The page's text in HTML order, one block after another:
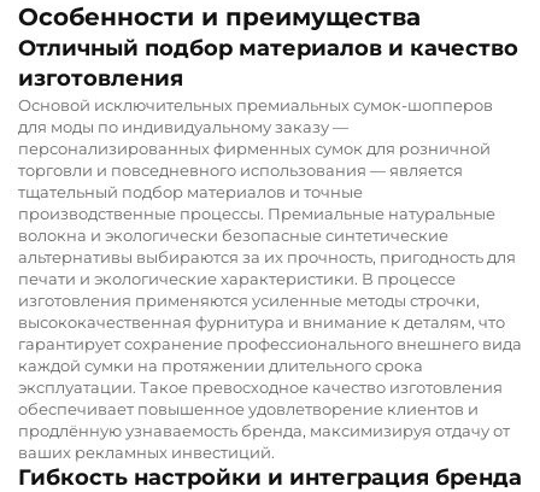
Особенности и преимущества
Отличный подбор материалов и качество
изготовления
Основой исключительных премиальных сумок-шопперов
для моды по индивидуальному заказу —
персонализированных фирменных сумок для розничной
торговли и повседневного использования — является
тщательный подбор материалов и точные
производственные процессы. Премиальные натуральные
волокна и экологически безопасные синтетические
альтернативы выбираются за их прочность, пригодность для
печати и экологические характеристики. В процессе
изготовления применяются усиленные методы строчки,
высококачественная фурнитура и внимание к деталям, что
гарантирует сохранение профессионального внешнего вида
каждой сумки на протяжении длительного срока
эксплуатации. Такое превосходное качество изготовления
обеспечивает повышенное удовлетворение клиентов и
продлённую узнаваемость бренда, максимизируя отдачу от
ваших рекламных инвестиций.
Гибкость настройки и интеграция бренда